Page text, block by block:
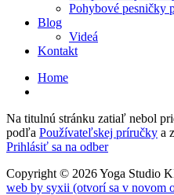
Pohybové pesničky
Blog
Videá
Kontakt
Omrvinka
Home
Na titulnú stránku zatiaľ nebol
podľa Používateľskej príručky a
Prihlásiť sa na odber
Copyright © 2026 Yoga Studio
web by syxii (otvorí sa v novom